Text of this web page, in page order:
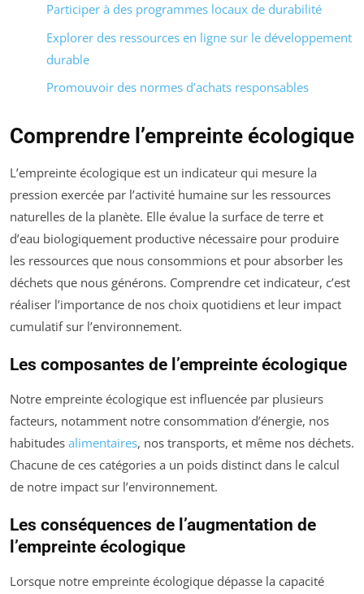
Participer à des programmes locaux de durabilité
Explorer des ressources en ligne sur le développement
durable
Promouvoir des normes d’achats responsables
Comprendre l’empreinte écologique
L’empreinte écologique est un indicateur qui mesure la
pression exercée par l’activité humaine sur les ressources
naturelles de la planète. Elle évalue la surface de terre et
d’eau biologiquement productive nécessaire pour produire
les ressources que nous consommions et pour absorber les
déchets que nous générons. Comprendre cet indicateur, c’est
réaliser l’importance de nos choix quotidiens et leur impact
cumulatif sur l’environnement.
Les composantes de l’empreinte écologique
Notre empreinte écologique est influencée par plusieurs
facteurs, notamment notre consommation d’énergie, nos
habitudes alimentaires, nos transports, et même nos déchets.
Chacune de ces catégories a un poids distinct dans le calcul
de notre impact sur l’environnement.
Les conséquences de l’augmentation de
l’empreinte écologique
Lorsque notre empreinte écologique dépasse la capacité